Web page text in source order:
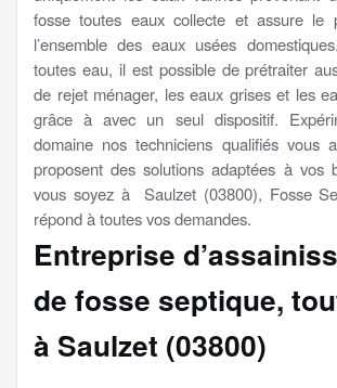
fosse toutes eaux collecte et assure le
l’ensemble des eaux usées
toutes eau, il est possible de prétraiter
de rejet ménager, les eaux grises et les
grâce à avec un seul dispositif.
domaine nos techniciens qualifiés vous
proposent des solutions adaptées à vos
vous soyez à Saulzet (03800), Fosse
répond à toutes vos demandes.
Entreprise
de fosse septique,
à Saulzet (03800)